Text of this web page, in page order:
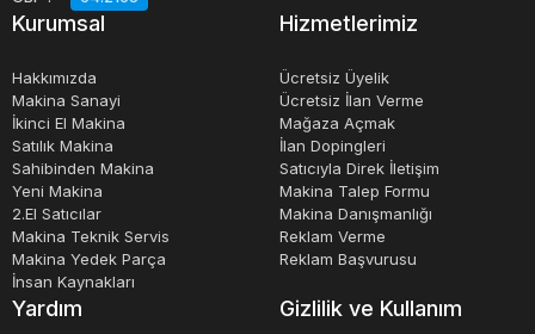
tarafından kullanılmış makinelerdir. Bu makineler,
makinası alım satım işlemleri, birçok farklı platformda
gerçekleştirilebilir. Bu platformlar, ikinci el eşya satan
mağazalar, online alışveriş siteleri veya ikinci el eşya satın
alma ve satma işlemlerini yöneten özel platformlar olabilir.
Sonuç olarak, serigrafi makineleri, baskı işlemleri için
gerekli olan özel cihazlardır. İkinci el serigrafi makineleri,
Kurumsal
Hakkımızda
Makina Sanayi
İkinci El Makina
Satılık Makina
Sahibinden Makina
Yeni Makina
2.El Satıcılar
Makina Teknik Servis
Makina Yedek Parça
İnsan Kaynakları
Hizmetlerimiz
Ücretsiz Üyelik
Ücretsiz İlan Verme
Mağaza Açmak
İlan Dopingleri
Satıcıyla Direk İletişim
Makina Talep Formu
Makina Danışmanlığı
Reklam Verme
Reklam Başvurusu
Yardım Gizlilik ve Kullanım